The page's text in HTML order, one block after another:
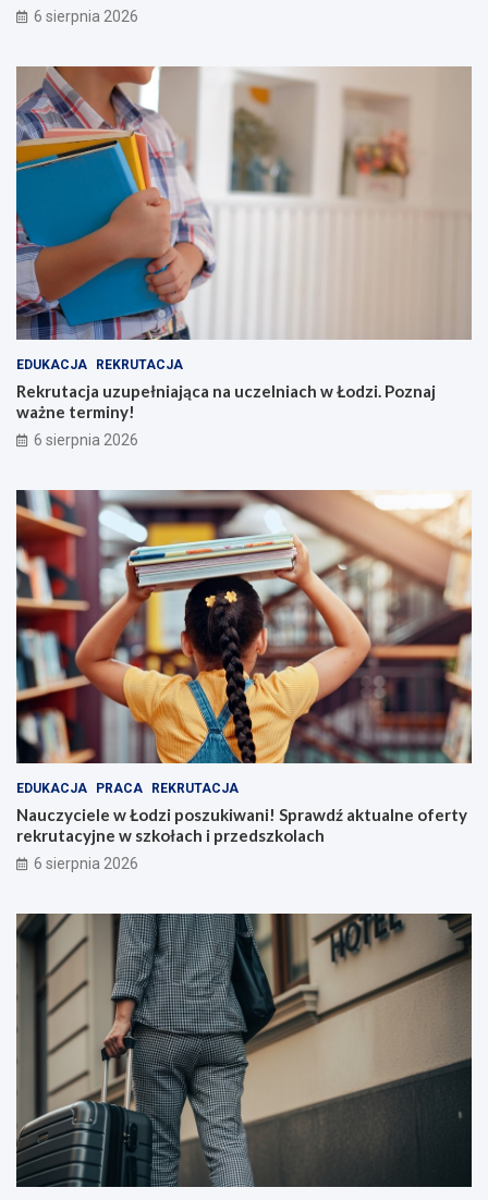
6 sierpnia 2026
EDUKACJA REKRUTACJA
Rekrutacja uzupełniająca na uczelniach w Łodzi. Poznaj
ważne terminy!
6 sierpnia 2026
EDUKACJA PRACA REKRUTACJA
Nauczyciele w Łodzi poszukiwani! Sprawdź aktualne oferty
rekrutacyjne w szkołach i przedszkolach
6 sierpnia 2026